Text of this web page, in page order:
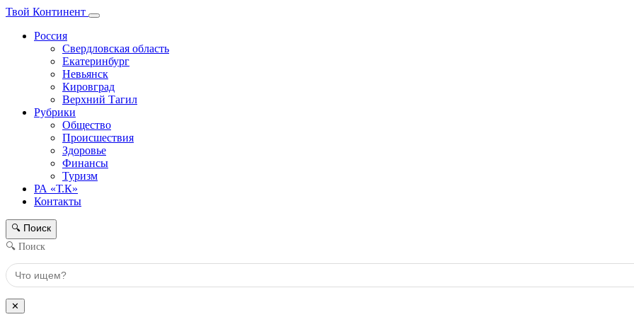
Твой Континент
Россия
Свердловская область
Екатеринбург
Невьянск
Кировград
Верхний Тагил
Рубрики
Общество
Происшествия
Здоровье
Финансы
Туризм
РА «Т.К»
Контакты
🔍 Поиск
🔍 Поиск
✕